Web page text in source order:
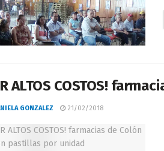
ALTOS COSTOS!
GONZALEZ 21/02/2018